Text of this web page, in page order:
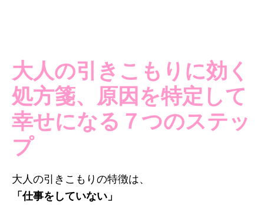
大人の引きこもりに効く
処方箋、原因を特定して
幸せになる７つのステッ
プ
大人の引きこもりの特徴は、
「仕事をしていない」